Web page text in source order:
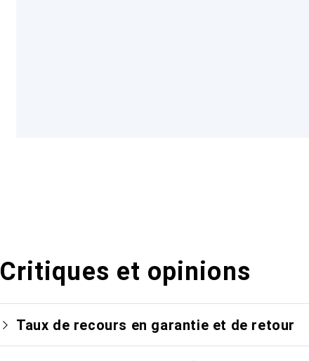
Critiques et opinions
Taux de recours en garantie et de retour